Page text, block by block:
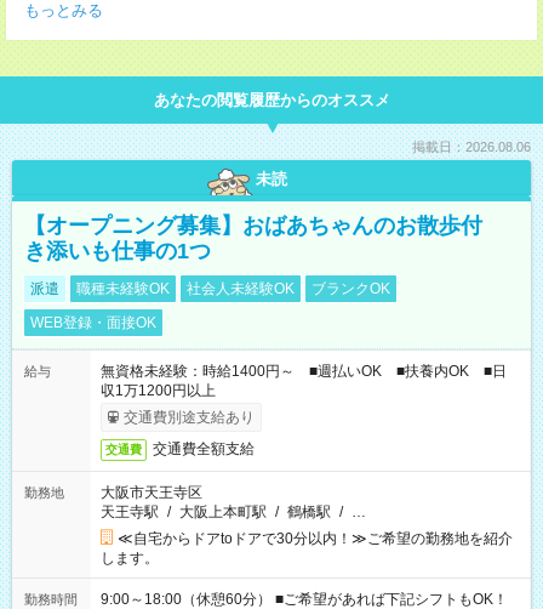
もっとみる
あなたの閲覧履歴からのオススメ
掲載日：2026.08.06
未読
【オープニング募集】おばあちゃんのお散歩付
き添いも仕事の1つ
派遣 職種未経験OK 社会人未経験OK
ブランクOK
WEB登録・面接OK
給与
無資格未経験：時給1400円～ ■週払いOK ■扶養内OK ■日
収1万1200円以上
交通費別途支給あり
交通費 交通費全額支給
勤務地
大阪市天王寺区
天王寺駅 / 大阪上本町駅 / 鶴橋駅 / …
≪自宅からドアtoドアで30分以内！≫ご希望の勤務地を紹介
します。
勤務時間
9:00～18:00（休憩60分） ■ご希望があれば下記シフトもOK！